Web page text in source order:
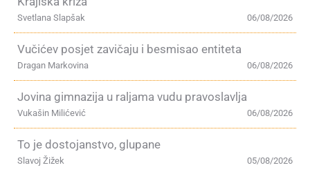
06/08/2026
Svetlana Slapšak
Vučićev posjet zavičaju i besmisao entiteta
06/08/2026
Dragan Markovina
Jovina gimnazija u raljama vudu pravoslavlja
06/08/2026
Vukašin Milićević
To je dostojanstvo, glupane
05/08/2026
Slavoj Žižek